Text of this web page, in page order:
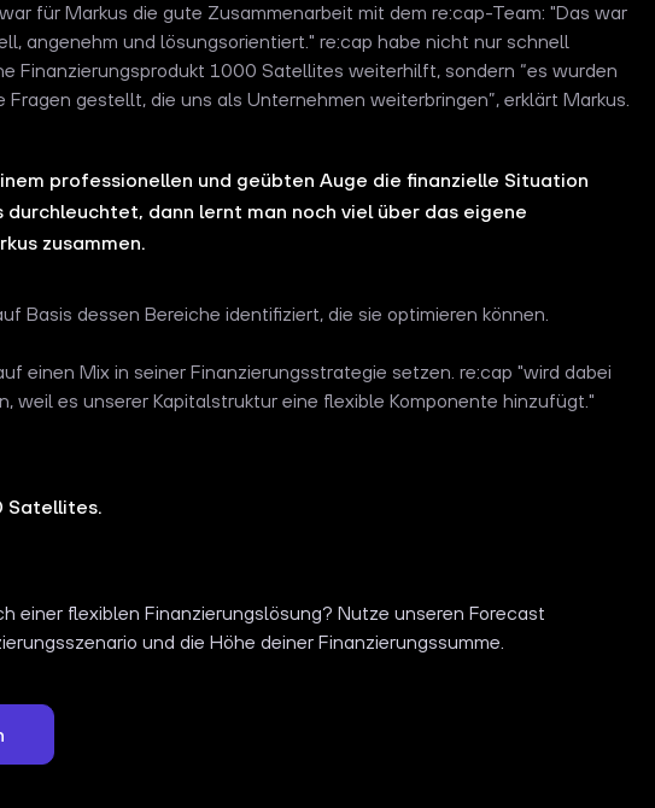
für Markus die gute Zusammenarbeit mit dem re:cap-Team: "Das war
angenehm und lösungsorientiert." re:cap habe nicht nur schnell
Finanzierungsprodukt 1000 Satellites weiterhilft, sondern “es wurden
gestellt, die uns als Unternehmen weiterbringen”, erklärt Markus.
professionellen und geübten Auge die finanzielle Situation
durchleuchtet, dann lernt man noch viel über das eigene
zusammen.
Basis dessen Bereiche identifiziert, die sie optimieren können.
einen Mix in seiner Finanzierungsstrategie setzen. re:cap "wird dabei
weil es unserer Kapitalstruktur eine flexible Komponente hinzufügt."
Satellites.
einer flexiblen Finanzierungslösung? Nutze unseren Forecast
und die Höhe deiner Finanzierungssumme.